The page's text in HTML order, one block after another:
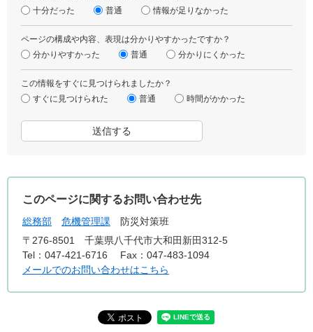
十分だった
普通 情報が足りなかった
ページの構成や内容、表現は分かりやすかったですか？
分かりやすかった
普通 分かりにくかった
この情報をすぐに見つけられましたか？
すぐに見つけられた
普通 時間がかかった
このページに関するお問い合わせ先
総務部 危機管理課
防災対策班
〒276-8501
千葉県八千代市大和田新田312-5
Tel：047-421-6716
Fax：047-483-1094
メールでのお問い合わせはこちら